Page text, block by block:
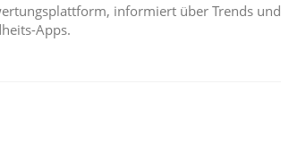
informiert über Trends und
Apps.